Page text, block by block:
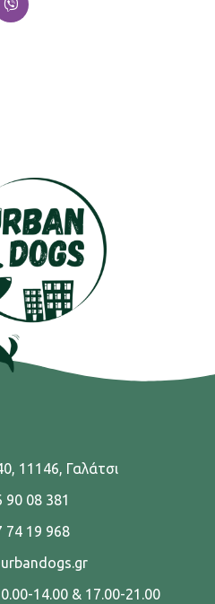
11146, Γαλάτσι
90 08 381
74 19 968
14.00 & 17.00-21.00